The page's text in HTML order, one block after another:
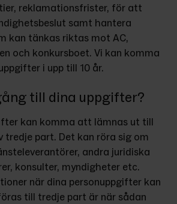
reklamationsfrister, för att
samt hantera
kan tänkas riktas mot AC,
och konkursboet. Vi kan komma
i upp till 10 år.
till dina uppgifter?
kan komma att lämnas ut till
tredje part. Det kan röra sig om
andra juridiska
konsulter, myndigheter etc.
när dina personuppgifter kan
till tredje part är när sådan